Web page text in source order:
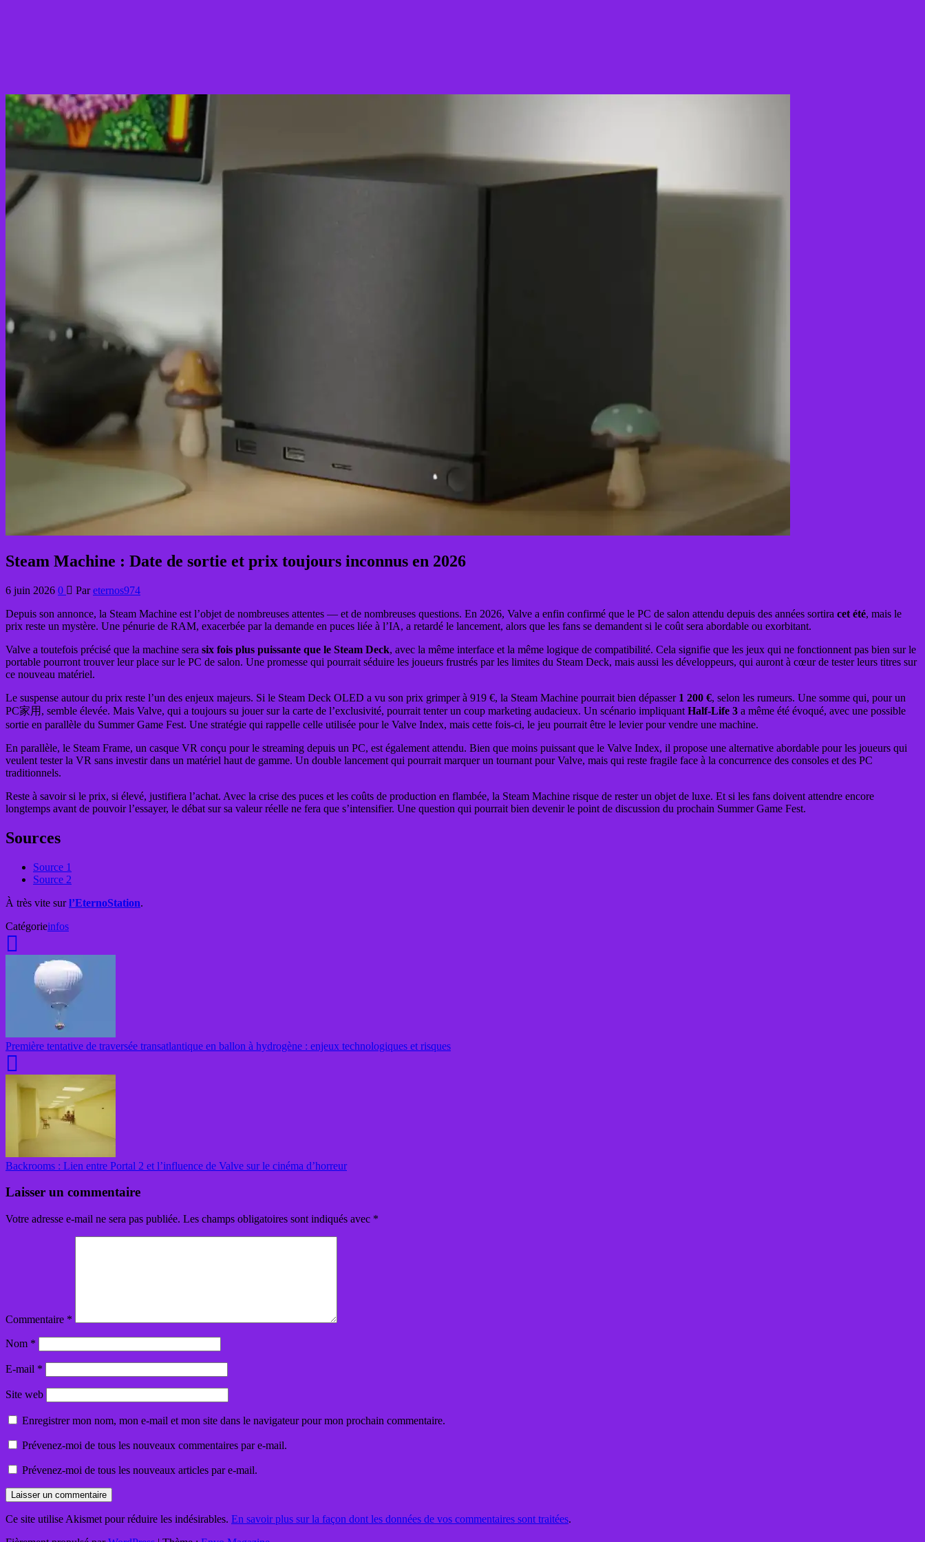
Steam Machine : Date de sortie et prix toujours inconnus en 2026
6 juin 2026 0 Pareternos974
Depuis son annonce, la Steam Machine est l’objet de nombreuses attentes — et de nombreuses questions. En 2026, Valve a enfin confirmé que le PC de salon attendu depuis des années sortira cet été, mais le
prix reste un mystère. Une pénurie de RAM, exacerbée par la demande en puces liée à l’IA, a retardé le lancement, alors que les fans se demandent si le coût sera abordable ou exorbitant.
Valve a toutefois précisé que la machine sera six fois plus puissante que le Steam Deck, avec la même interface et la même logique de compatibilité. Cela signifie que les jeux qui ne fonctionnent pas bien sur le
portable pourront trouver leur place sur le PC de salon. Une promesse qui pourrait séduire les joueurs frustrés par les limites du Steam Deck, mais aussi les développeurs, qui auront à cœur de tester leurs titres sur
ce nouveau matériel.
Le suspense autour du prix reste l’un des enjeux majeurs. Si le Steam Deck OLED a vu son prix grimper à 919 €, la Steam Machine pourrait bien dépasser 1 200 €, selon les rumeurs. Une somme qui, pour un
PC家用, semble élevée. Mais Valve, qui a toujours su jouer sur la carte de l’exclusivité, pourrait tenter un coup marketing audacieux. Un scénario impliquant Half-Life 3 a même été évoqué, avec une possible
sortie en parallèle du Summer Game Fest. Une stratégie qui rappelle celle utilisée pour le Valve Index, mais cette fois-ci, le jeu pourrait être le levier pour vendre une machine.
En parallèle, le Steam Frame, un casque VR conçu pour le streaming depuis un PC, est également attendu. Bien que moins puissant que le Valve Index, il propose une alternative abordable pour les joueurs qui
veulent tester la VR sans investir dans un matériel haut de gamme. Un double lancement qui pourrait marquer un tournant pour Valve, mais qui reste fragile face à la concurrence des consoles et des PC
traditionnels.
Reste à savoir si le prix, si élevé, justifiera l’achat. Avec la crise des puces et les coûts de production en flambée, la Steam Machine risque de rester un objet de luxe. Et si les fans doivent attendre encore
longtemps avant de pouvoir l’essayer, le débat sur sa valeur réelle ne fera que s’intensifier. Une question qui pourrait bien devenir le point de discussion du prochain Summer Game Fest.
Sources
Source 1
Source 2
À très vite surl’EternoStation.
Catégorieinfos
Première tentative de traversée transatlantique en ballon à hydrogène : enjeux technologiques et risques
Backrooms : Lien entre Portal 2 et l’influence de Valve sur le cinéma d’horreur
Laisser un commentaire
Votre adresse e-mail ne sera pas publiée. Les champs obligatoires sont indiqués avec *
Commentaire *
Nom *
E-mail *
Site web
Enregistrer mon nom, mon e-mail et mon site dans le navigateur pour mon prochain commentaire.
Prévenez-moi de tous les nouveaux commentaires par e-mail.
Prévenez-moi de tous les nouveaux articles par e-mail.
Ce site utilise Akismet pour réduire les indésirables. En savoir plus sur la façon dont les données de vos commentaires sont traitées.